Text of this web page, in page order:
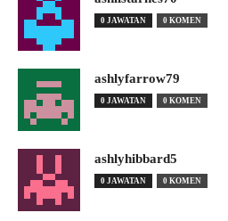
0 JAWATAN 0 KOMEN
ashlyfarrow79
0 JAWATAN 0 KOMEN
ashlyhibbard5
0 JAWATAN 0 KOMEN